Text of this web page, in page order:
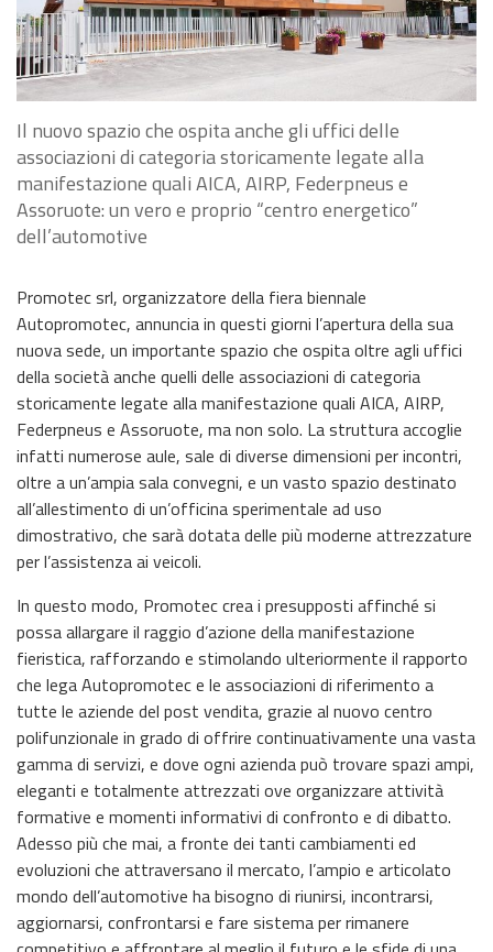
Il nuovo spazio che ospita anche gli uffici delle
associazioni di categoria storicamente legate alla
manifestazione quali AICA, AIRP, Federpneus e
Assoruote: un vero e proprio “centro energetico”
dell’automotive
Promotec srl, organizzatore della fiera biennale
Autopromotec, annuncia in questi giorni l’apertura della sua
nuova sede, un importante spazio che ospita oltre agli uffici
della società anche quelli delle associazioni di categoria
storicamente legate alla manifestazione quali AICA, AIRP,
Federpneus e Assoruote, ma non solo. La struttura accoglie
infatti numerose aule, sale di diverse dimensioni per incontri,
oltre a un’ampia sala convegni, e un vasto spazio destinato
all’allestimento di un’officina sperimentale ad uso
dimostrativo, che sarà dotata delle più moderne attrezzature
per l’assistenza ai veicoli.
In questo modo, Promotec crea i presupposti affinché si
possa allargare il raggio d’azione della manifestazione
fieristica, rafforzando e stimolando ulteriormente il rapporto
che lega Autopromotec e le associazioni di riferimento a
tutte le aziende del post vendita, grazie al nuovo centro
polifunzionale in grado di offrire continuativamente una vasta
gamma di servizi, e dove ogni azienda può trovare spazi ampi,
eleganti e totalmente attrezzati ove organizzare attività
formative e momenti informativi di confronto e di dibatto.
Adesso più che mai, a fronte dei tanti cambiamenti ed
evoluzioni che attraversano il mercato, l’ampio e articolato
mondo dell’automotive ha bisogno di riunirsi, incontrarsi,
aggiornarsi, confrontarsi e fare sistema per rimanere